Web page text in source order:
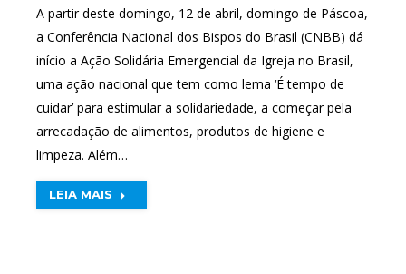
A partir deste domingo, 12 de abril, domingo de Páscoa,
a Conferência Nacional dos Bispos do Brasil (CNBB) dá
início a Ação Solidária Emergencial da Igreja no Brasil,
uma ação nacional que tem como lema ‘É tempo de
cuidar’ para estimular a solidariedade, a começar pela
arrecadação de alimentos, produtos de higiene e
limpeza. Além…
LEIA MAIS